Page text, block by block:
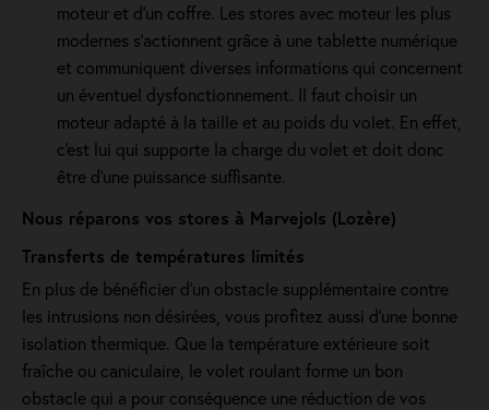
moteur et d’un coffre. Les stores avec moteur les plus
modernes s'actionnent grâce à une tablette numérique
et communiquent diverses informations qui concernent
un éventuel dysfonctionnement. Il faut choisir un
moteur adapté à la taille et au poids du volet. En effet,
c'est lui qui supporte la charge du volet et doit donc
être d'une puissance suffisante.
Nous réparons vos stores à Marvejols (Lozère)
Transferts de températures limités
En plus de bénéficier d'un obstacle supplémentaire contre
les intrusions non désirées, vous profitez aussi d'une bonne
isolation thermique. Que la température extérieure soit
fraîche ou caniculaire, le volet roulant forme un bon
obstacle qui a pour conséquence une réduction de vos